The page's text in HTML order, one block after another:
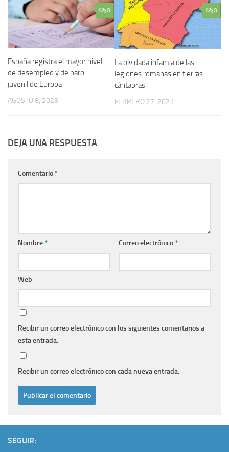
0
España registra el mayor nivel
de desempleo y de paro
juvenil de Europa
AGOSTO 8, 2023
0
La olvidada infamia de las
legiones romanas en tierras
cántabras
FEBRERO 27, 2021
DEJA UNA RESPUESTA
Comentario*
Nombre* Correo electrónico*
Web
Recibir un correo electrónico con los siguientes comentarios a
esta entrada.
Recibir un correo electrónico con cada nueva entrada.
SEGUIR: